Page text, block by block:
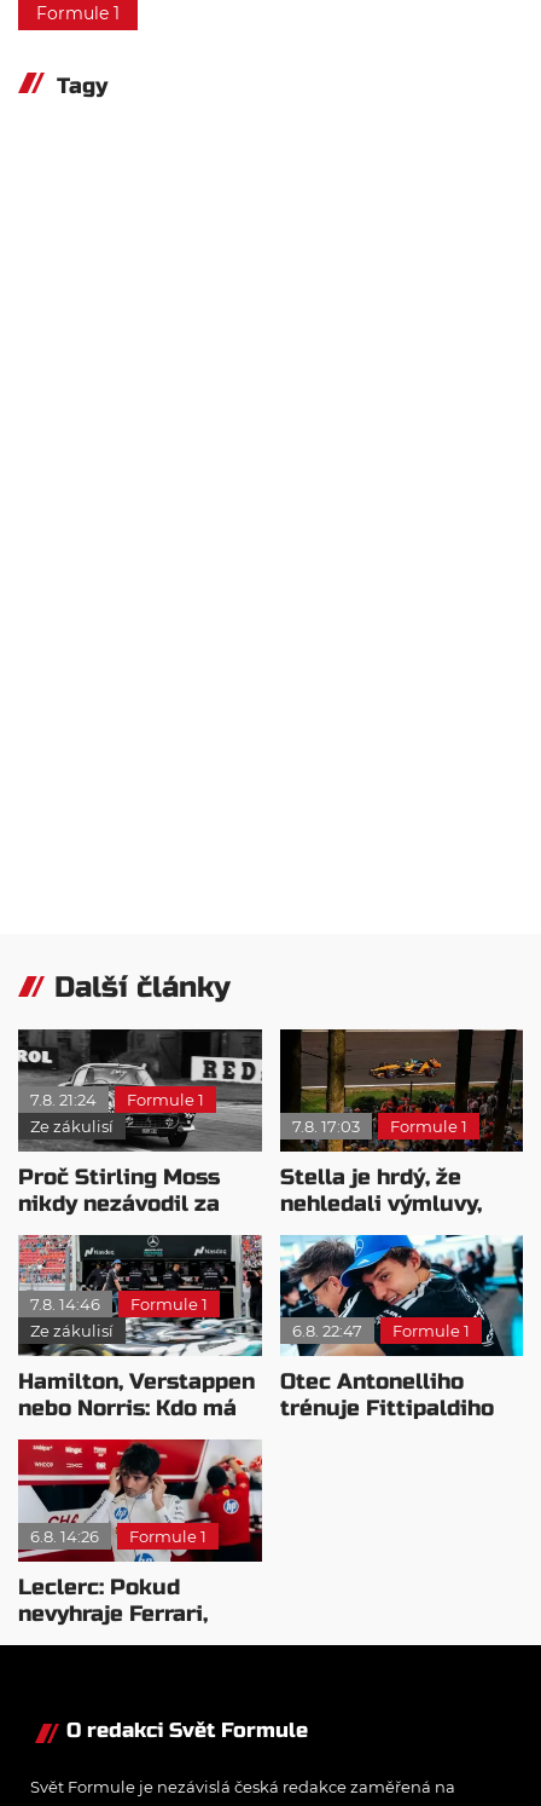
Formule 1
Tagy
Další články
7.8. 21:24
Formule 1
Ze zákulisí
Proč Stirling Moss
nikdy nezávodil za
Ferrariho
7.8. 17:03 Formule 1
Stella je hrdý, že
nehledali výmluvy,
proč nedokážou
bojovat o titul
7.8. 14:46
Formule 1
Ze zákulisí
Hamilton, Verstappen
nebo Norris: Kdo má
nejvyšší plat?
6.8. 22:47 Formule 1
Otec Antonelliho
trénuje Fittipaldiho
6.8. 14:26 Formule 1
Leclerc: Pokud
nevyhraje Ferrari,
přeji titul
O redakci Svět Formule
Svět Formule je nezávislá česká redakce zaměřená na